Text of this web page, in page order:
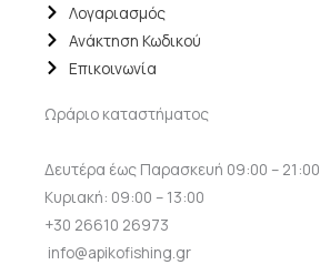
Λογαριασμός
Ανάκτηση Κωδικού
Επικοινωνία
Ωράριο καταστήματος
Δευτέρα έως Παρασκευή 09:00 – 21:00
Κυριακή: 09:00 – 13:00
+30 26610 26973
info@apikofishing.gr